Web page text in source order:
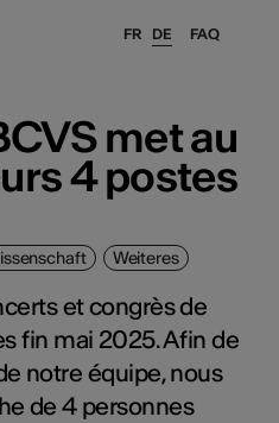
FAQ
FR DE
met au
4 postes
Weiteres
et congrès de
fin mai 2025. Afin de
notre équipe, nous
de 4 personnes